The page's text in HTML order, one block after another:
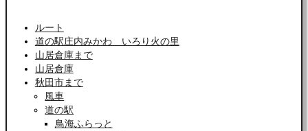
ルート
道の駅庄内みかわ いろり火の里
山居倉庫まで
山居倉庫
秋田市まで
風車
道の駅
鳥海ふらっと